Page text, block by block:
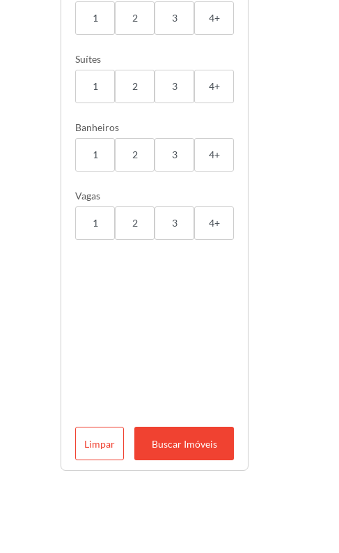
1 2 3 4+
Suítes
1 2 3 4+
Banheiros
1 2 3 4+
Vagas
1 2 3 4+
Limpar Buscar Imóveis